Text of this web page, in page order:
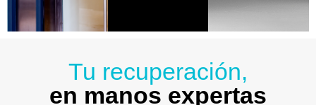
Tu recuperación,
en manos expertas